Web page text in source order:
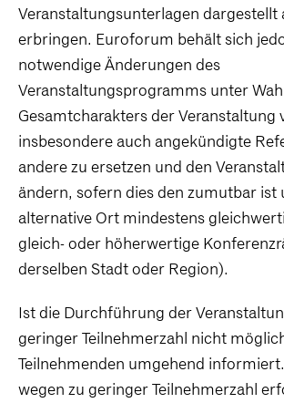
Veranstaltungsunterlagen dargestellt
erbringen. Euroforum behält sich
notwendige Änderungen des
Veranstaltungsprogramms unter
Gesamtcharakters der Veranstaltung
insbesondere auch angekündigte
andere zu ersetzen und den
ändern, sofern dies den zumutbar ist
alternative Ort mindestens
gleich- oder höherwertige
derselben Stadt oder Region).
Ist die Durchführung der
geringer Teilnehmerzahl nicht
Teilnehmenden umgehend
wegen zu geringer Teilnehmerzahl